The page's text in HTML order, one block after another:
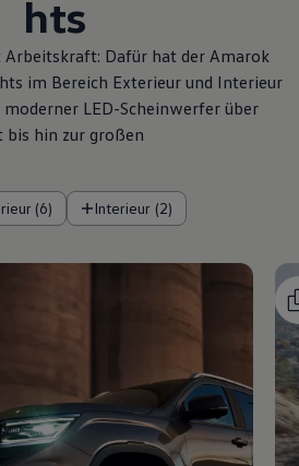
hts
Dafür hat der Amarok
im Bereich Exterieur und Interieur
LED-Scheinwerfer über
hin zur großen
(6) Interieur (2)